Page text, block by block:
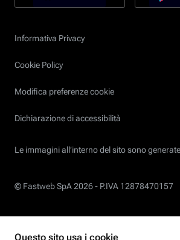
Informativa Privacy
Cookie Policy
Modifica preferenze cookie
Dichiarazione di accessibilità
Le immagini all’interno del sito sono
© Fastweb SpA 2026 - P.IVA 12878470157